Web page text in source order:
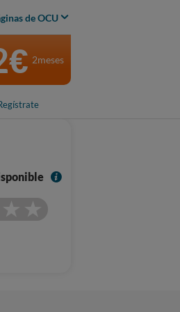
de OCU
2meses
I